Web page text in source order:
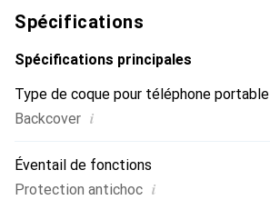
exigeante.
Spécifications
Spécifications principales
Type de coque pour téléphone portable
Backcover i
Éventail de fonctions
Protection antichoc i